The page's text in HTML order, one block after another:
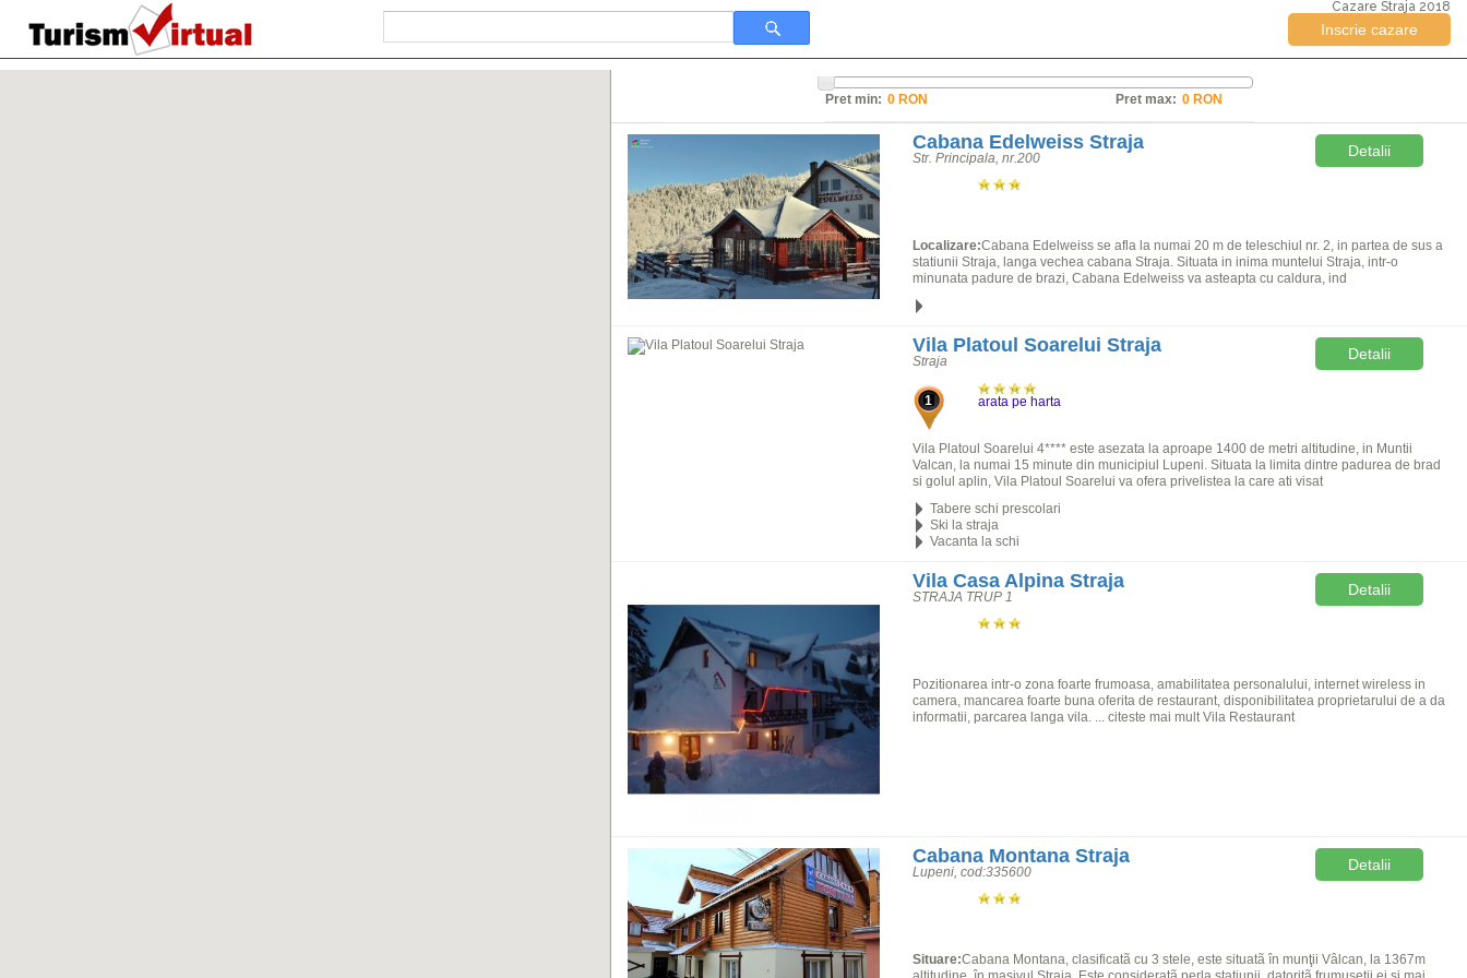
Cazare Straja 2018
Inscrie cazare
Pret min: Pret max:
Cabana Edelweiss Straja
Str. Principala, nr.200 Detalii
Localizare:Cabana Edelweiss se afla la numai 20 m de teleschiul nr. 2, in partea de sus a
statiunii Straja, langa vechea cabana Straja. Situata in inima muntelui Straja, intr-o
minunata padure de brazi, Cabana Edelweiss va asteapta cu caldura, ind
Vila Platoul Soarelui Straja
Straja
1 arata pe harta
Detalii
Vila Platoul Soarelui 4**** este asezata la aproape 1400 de metri altitudine, in Muntii
Valcan, la numai 15 minute din municipiul Lupeni. Situata la limita dintre padurea de brad
si golul aplin, Vila Platoul Soarelui va ofera privelistea la care ati visat
Tabere schi prescolari
Ski la straja
Vacanta la schi
Vila Casa Alpina Straja
STRAJA TRUP 1 Detalii
Pozitionarea intr-o zona foarte frumoasa, amabilitatea personalului, internet wireless in
camera, mancarea foarte buna oferita de restaurant, disponibilitatea proprietarului de a da
informatii, parcarea langa vila. ... citeste mai mult Vila Restaurant
Cabana Montana Straja
Lupeni, cod:335600 Detalii
Situare:Cabana Montana, clasificatã cu 3 stele, este situatã în munţii Vâlcan, la 1367m